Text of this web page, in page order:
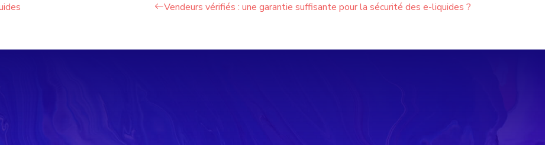
Vendeurs vérifiés : une garantie suffisante pour la sécurité des e-liquides ?